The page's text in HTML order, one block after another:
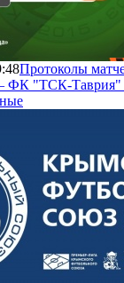
Протоколы
ФК "ТСК-Таврия"